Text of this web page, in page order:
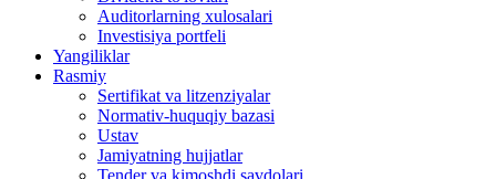
istanbul
eşya
Auditorlarning xulosalari
Investisiya portfeli
Yangiliklar
Rasmiy
Sertifikat va litzenziyalar
Normativ-huquqiy bazasi
Ustav
Jamiyatning hujjatlar